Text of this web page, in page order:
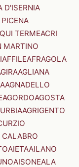
D'ISERNIA
TERMEACRI
MARTINO
AFFILEAFRAGOLA
AGLIANA
AGNADELLO
AGORDOAGOSTA
AGRIGENTO
AIETAAILANO
AISONEALA